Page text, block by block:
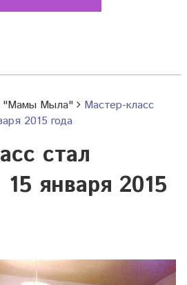
"Мамы Мыла"
Мастер-класс
2015 года
стал
января 2015